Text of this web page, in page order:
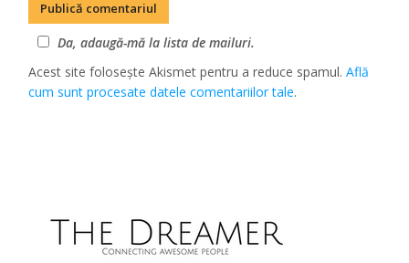
Da, adaugă-mă la lista de mailuri.
Acest site folosește Akismet pentru a reduce spamul.Află
cum sunt procesate datele comentariilor tale.